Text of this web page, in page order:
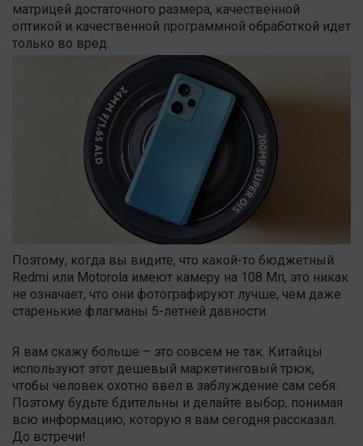
матрицей достаточного размера, качественной
оптикой и качественной программной обработкой идет
только во вред.
Поэтому, когда вы видите, что какой-то бюджетный
Redmi или Motorola имеют камеру на 108 Мп, это никак
не означает, что они фотографируют лучше, чем даже
старенькие флагманы 5-летней давности.
Я вам скажу больше – это совсем не так. Китайцы
используют этот дешевый маркетинговый трюк,
чтобы человек охотно ввел в заблуждение сам себя.
Поэтому будьте бдительны и делайте выбор, понимая
всю информацию, которую я вам сегодня рассказал.
До встречи!